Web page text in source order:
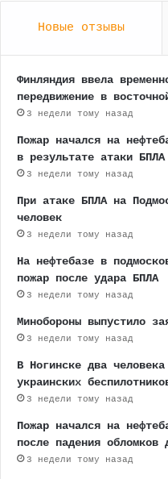
Новые отзывы
Финляндия ввела
передвижение в
3 недели тому назад
Пожар начался на
в результате атаки
3 недели тому назад
При атаке БПЛА на
человек
3 недели тому назад
На нефтебазе в
пожар после удара БПЛА
3 недели тому назад
Минобороны выпустило
3 недели тому назад
В Ногинске два
украинских
3 недели тому назад
Пожар начался на
после падения обломков
3 недели тому назад